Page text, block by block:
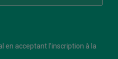
en acceptant l’inscription à la